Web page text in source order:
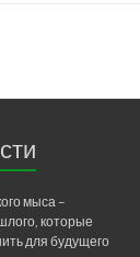
мыса –
которые
для будущего